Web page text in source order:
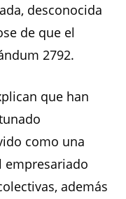
desconocida
de que el
2792.
que han
como una
empresariado
además